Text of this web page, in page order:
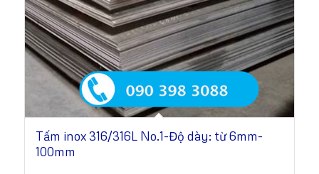
Tấm inox 316/316L No.1-Độ dày: từ 6mm-
100mm